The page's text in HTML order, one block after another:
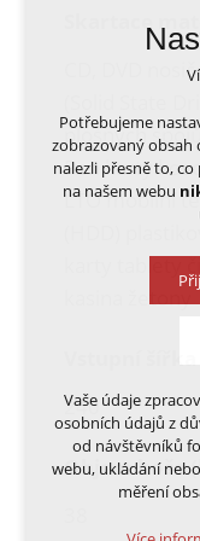
Skartace
CD, DVD
plošných
Pen karty
LTO mobilní
karty tablety
kasina žetony
240
Objem koše
Potřebujeme
zobrazovaný obsah
nalezli přesně to,
na našem webu
Technická
nutná pro
udržení
přihlášení,
Volitelná cookies
Vaše údaje
osobních údajů z
od návštěvníků
webu, ukládání
měření